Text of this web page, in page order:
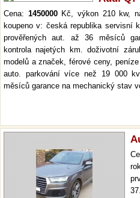
Cena: 1450000Kč, výkon 210 kw,
koupeno v: česká republika
prověřených aut. až 36 měsíců
kontrola najetých km. doživotní
modelů a značek, férové ceny,
auto. parkování více než 19 000
měsíců garance na mechanický stav